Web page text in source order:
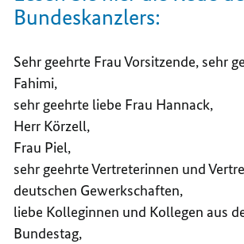
Bundeskanzlers:
Sehr geehrte Frau Vorsitzende, sehr
Fahimi,
sehr geehrte liebe Frau Hannack,
Herr Körzell,
Frau Piel,
sehr geehrte Vertreterinnen und
deutschen Gewerkschaften,
liebe Kolleginnen und Kollegen aus
Bundestag,